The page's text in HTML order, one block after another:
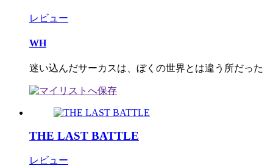
レビュー
WH
迷い込んだサーカスは、ぼくの世界とは違う所だった
THE LAST BATTLE
レビュー